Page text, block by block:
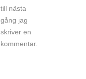
till nästa
gång jag
skriver en
kommentar.